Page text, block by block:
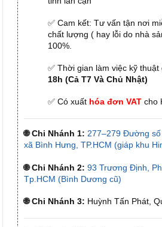
✅ Cam kết: Tư vấn tận nơi
chất lượng ( hay lỗi do nhà
100%.
✅ Thời gian làm việc kỹ
18h (Cả T7 Và Chủ Nhật)
✅ Có xuất hóa đơn VAT cho
🌐 Chi Nhánh 1: 277–279 Đường số
xã Bình Hưng, TP.HCM (giáp khu
🌐 Chi Nhánh 2: 93 Trương Định,
Tp.HCM (Bình Dương cũ)
🌐 Chi Nhánh 3: Huỳnh Tấn Phát,